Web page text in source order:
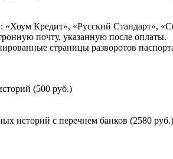
Кредит», «Русский Стандарт»,
почту, указанную после оплаты.
страницы разворотов
(500 руб.)
историй с перечнем банков (2580 руб.)